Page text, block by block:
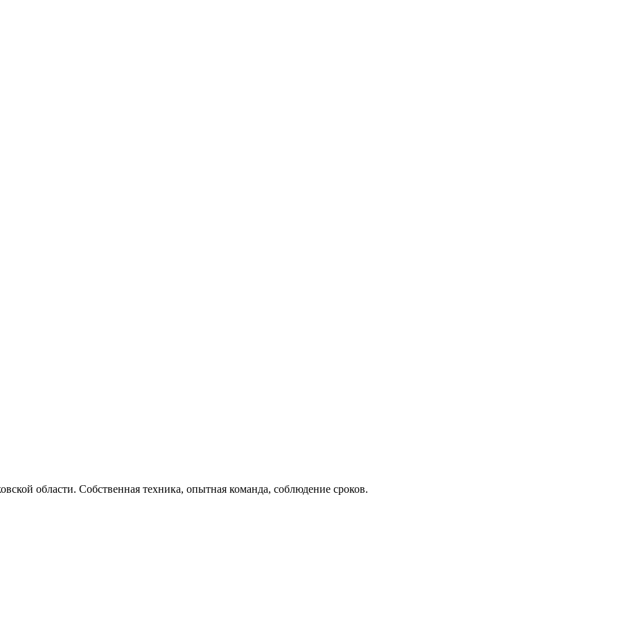
области. Собственная техника, опытная команда, соблюдение сроков.